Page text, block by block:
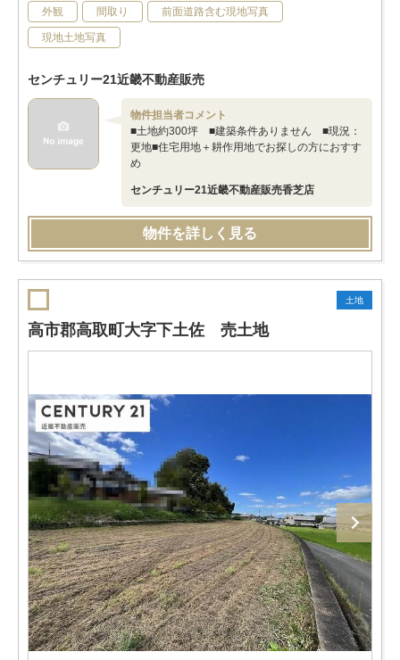
外観 間取り 前面道路含む現地写真
現地土地写真
センチュリー21近畿不動産販売
物件担当者コメント
■土地約300坪 ■建築条件ありません ■現況：
更地■住宅用地＋耕作用地でお探しの方におすす
め
センチュリー21近畿不動産販売香芝店
物件を詳しく見る
土地
高市郡高取町大字下土佐 売土地